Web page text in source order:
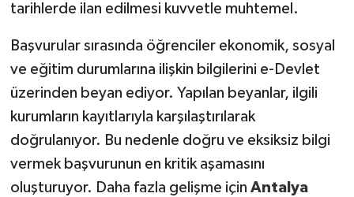
tarihlerde ilan edilmesi kuvvetle muhtemel.
Başvurular sırasında öğrenciler ekonomik, sosyal
ve eğitim durumlarına ilişkin bilgilerini e-Devlet
üzerinden beyan ediyor. Yapılan beyanlar, ilgili
kurumların kayıtlarıyla karşılaştırılarak
doğrulanıyor. Bu nedenle doğru ve eksiksiz bilgi
vermek başvurunun en kritik aşamasını
oluşturuyor. Daha fazla gelişme için Antalya